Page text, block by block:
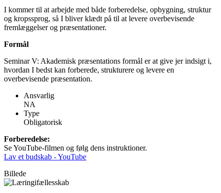
I kommer til at arbejde med både forberedelse, opbygning, struktur
og kropssprog, så I bliver klædt på til at levere overbevisende
fremlæggelser og præsentationer.
Formål
Seminar V: Akademisk præsentations formål er at give jer indsigt i,
hvordan I bedst kan forberede, strukturere og levere en
overbevisende præsentation.
Ansvarlig
NA
Type
Obligatorisk
Forberedelse:
Se YouTube-filmen og følg dens instruktioner.
Lav et budskab - YouTube
Billede